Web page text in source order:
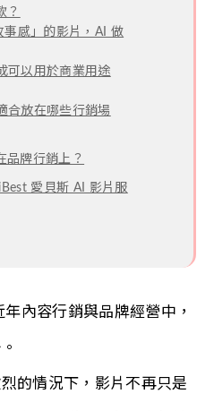
？
事感」的影片，AI 做
可以用於商業用途
合放在哪些行銷場
品牌行銷上？
愛貝斯 AI 影片服
年內容行銷與品牌經營中，
的情況下，影片不再只是